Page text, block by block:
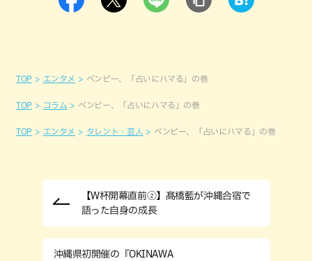
TOP エンタメ ベンビー、「占いにハマる」の巻
TOP コラム ベンビー、「占いにハマる」の巻
TOP エンタメ タレント・芸人 ベンビー、「占いにハマる」の巻
【W杯開幕直前②】髙橋藍が沖縄合宿で
語った自身の成長
沖縄県初開催の『OKINAWA